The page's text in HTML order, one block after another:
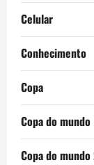
Celular
Conhecimento
Copa
Copa do mundo
Copa do